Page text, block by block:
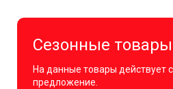
Сезонные товары
На данные товары действует
предложение.